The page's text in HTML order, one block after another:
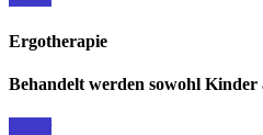
Ergotherapie
Behandelt werden sowohl Kinder